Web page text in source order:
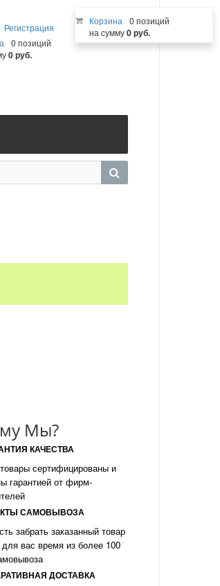
Регистрация
0 позиций
0 руб.
Мы?
КАЧЕСТВА
сертифицированы и
гарантией от фирм-
й
САМОВЫВОЗА
забрать заказанный товар
вас время из более 100
ДОСТАВКА
Корзина
0 позиций
на сумму0 руб.